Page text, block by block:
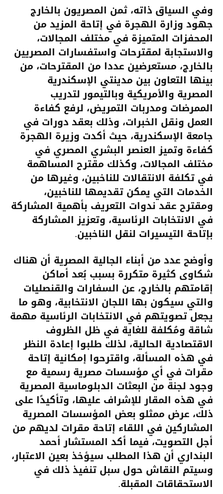
وفي السياق ذاته، ثمن المصريون بالخارج
جهود وزارة الهجرة في إتاحة المزيد من
المحفزات المتميزة في مختلف المجالات،
والاستجابة لمقترحات واستفسارات المصريين
بالخارج، مستعرضين عددا من المقترحات، من
بينها التعاون بين مدينتي الإسكندرية
المصرية والأمريكية وبالتيمور لتدريب
الممرضات ومدربات التمريض، لرفع كفاءة
العمل ونقل الخبرات، وذلك بعقد دورات في
جامعة الإسكندرية، حيث أكدت وزيرة الهجرة
كفاءة وتميز العنصر البشري المصري في
مختلف المجالات، وكذلك مقترح المساهمة
في تكلفة الانتقالات للناخبين، وغيرها من
الخدمات التي يمكن تقديمها للناخبين،
ومقترح عقد ندوات التعريف بأهمية المشاركة
في الانتخابات الرئاسية، وتعزيز المشاركة
بإتاحة التيسيرات لنقل الناخبين.
وأوضح عدد من أبناء الجالية المصرية أن هناك
شكاوى كثيرة متكررة بسبب بُعد أماكن
إقامتهم بالخارج، عن السفارات والقنصليات
والتي سيكون بها اللجان الانتخابية، وهو ما
يجعل تصويتهم في الانتخابات الرئاسية مهمة
شاقة ومُكلفة للغاية في ظل الظروف
الاقتصادية الحالية، لذلك طلبوا إعادة النظر
في هذه المسألة، واقترحوا إمكانية إتاحة
مقرات في أي مؤسسات مصرية رسمية مع
وجود لجنة من البعثات الدبلوماسية المصرية
في هذه المقار للإشراف عليها، وتأكيدًا على
ذلك، عرض ممثلو بعض المؤسسات المصرية
المشاركين في اللقاء إتاحة مقرات لديهم من
أجل التصويت، فيما أكد المستشار أحمد
البنداري أن هذا المطلب سيؤخذ بعين الاعتبار،
وسيتم النقاش حول سبل تنفيذ ذلك في
الاستحقاقات المقبلة.